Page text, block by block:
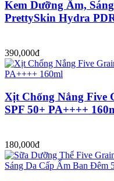
Kem Dưỡng Ẩm,
PrettySkin Hydra
390,000đ
Xịt Chống Nắng Five
SPF 50+ PA++++
180,000đ